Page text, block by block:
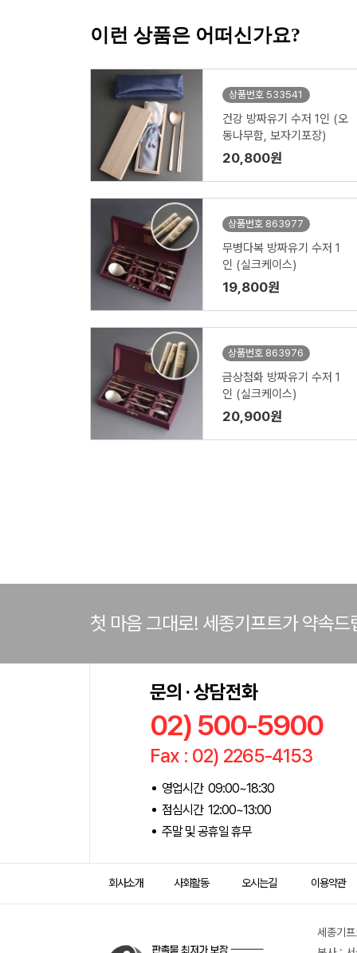
이런 상품은 어떠신가요?
상품번호 533541
건강 방짜유기 수저 1인 (오
동나무함, 보자기포장)
20,800원
상품번호 863977
무병다복 방짜유기 수저 1
인 (실크케이스)
19,800원
상품번호 863976
금상첨화 방짜유기 수저 1
인 (실크케이스)
20,900원
첫 마음 그대로! 세종기프트가 약속드
문의 · 상담전화
02) 500-5900
Fax : 02) 2265-4153
영업시간 09:00~18:30
점심시간 12:00~13:00
주말 및 공휴일 휴무
회사소개 사회활동 오시는길 이용약관
세종기